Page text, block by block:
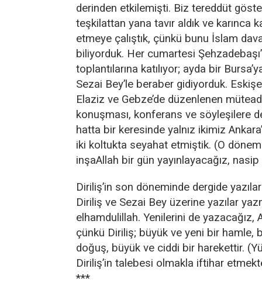
derinden etkilemişti. Biz tereddüt
teşkilattan yana tavır aldık ve karınca
etmeye çalıştık, çünkü bunu İslam
biliyorduk. Her cumartesi
toplantılarına katılıyor; ayda bir
Sezai Bey’le beraber gidiyorduk.
Elaziz ve Gebze’de düzenlenen
konuşması, konferans ve söyleşilere
hatta bir keresinde yalnız ikimiz
iki koltukta seyahat etmiştik. (O dönemki
inşaAllah bir gün yayınlayacağız,
Diriliş’in son döneminde dergide
Diriliş ve Sezai Bey üzerine yazılar
elhamdulillah. Yenilerini de yazacağız,
çünkü Diriliş; büyük ve yeni bir hamle,
doğuş, büyük ve ciddi bir harekettir.
Diriliş’in talebesi olmakla iftihar
***